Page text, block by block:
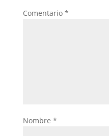
Comentario *
Nombre *